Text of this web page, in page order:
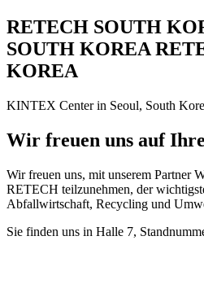
RETECH SOUTH
SOUTH KOREA
KOREA
KINTEX Center in Seoul, South
Wir freuen uns auf
Wir freuen uns, mit unserem Partner
RETECH teilzunehmen, der
Abfallwirtschaft, Recycling und
Sie finden uns in Halle 7,